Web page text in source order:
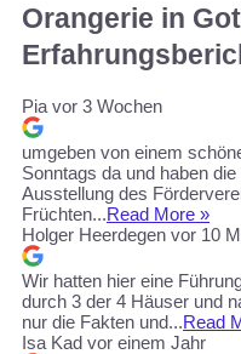
Orangerie in
Pia vor 3 Wochen
umgeben von einem
Sonntags da und haben
Ausstellung des
Früchten...Read More »
Holger Heerdegen vor 10
Wir hatten hier eine
durch 3 der 4 Häuser und
nur die Fakten und...Read
Isa Kad vor einem Jahr